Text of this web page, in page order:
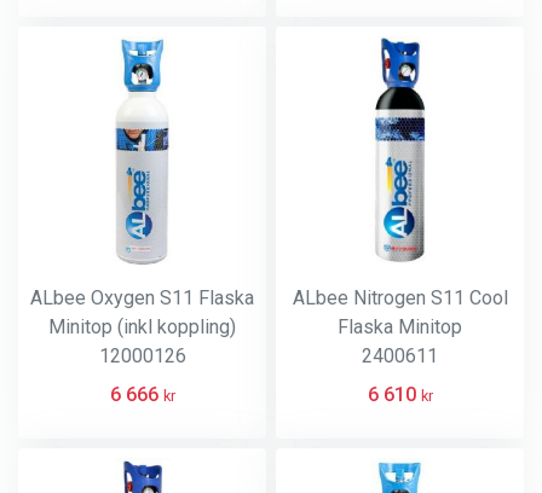
ALbee Oxygen S11 Flaska
Minitop (inkl koppling)
12000126
6 666 kr
ALbee Nitrogen S11 Cool
Flaska Minitop
2400611
6 610 kr